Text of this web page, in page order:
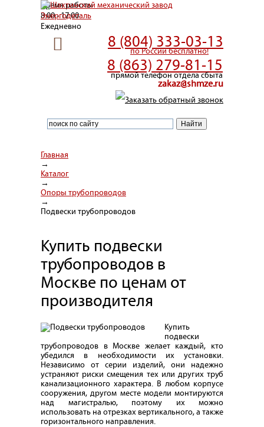
Время работы
8:00 - 17:00
Ежедневно
8 (804) 333-03-13
по России бесплатно!
8 (863) 279-81-15
прямой телефон отдела сбыта
zakaz@shmze.ru
Заказать обратный звонок
Главная
→
Каталог
→
Опоры трубопроводов
→
Подвески трубопроводов
Купить подвески
трубопроводов в
Москве по ценам от
производителя
Купить
подвески
трубопроводов в Москве желает каждый, кто
убедился в необходимости их установки.
Независимо от серии изделий, они надежно
устраняют риски смещения тех или других труб
канализационного характера. В любом корпусе
сооружения, другом месте модели монтируются
над магистралью, поэтому их можно
использовать на отрезках вертикального, а также
горизонтального направления.